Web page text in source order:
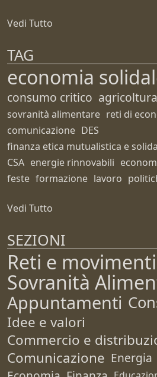
Vedi Tutto
TAG
economia
consumo critico agricoltura
sovranità alimentare reti di
comunicazione DES
finanza etica mutualistica e
CSA energie rinnovabili
feste formazione lavoro
Vedi Tutto
SEZIONI
Reti e movimenti
Sovranità
Appuntamenti
Idee e valori
Commercio e
Comunicazione Energia